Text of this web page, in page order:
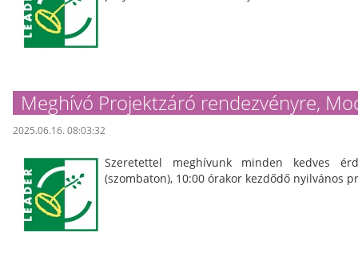
Meghívó Projektzáró rendezvényre,
2025.06.16. 08:03:32
Szeretettel meghívunk minden kedves
(szombaton), 10:00 órakor kezdődő nyilvános